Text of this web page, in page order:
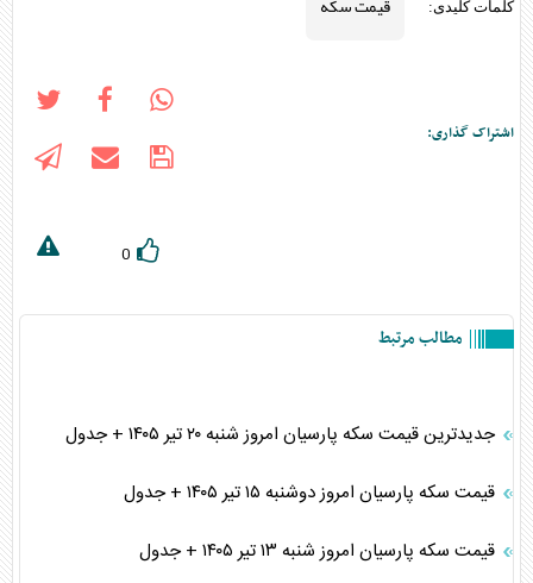
کلمات کلیدی:
اشتراک گذاری:
0
مطالب مرتبط
جدیدترین قیمت سکه پارسیان امروز شنبه ۲۰ تیر ۱۴۰۵ + جدول
قیمت سکه پارسیان امروز دوشنبه ۱۵ تیر ۱۴۰۵ + جدول
قیمت سکه پارسیان امروز شنبه ۱۳ تیر ۱۴۰۵ + جدول